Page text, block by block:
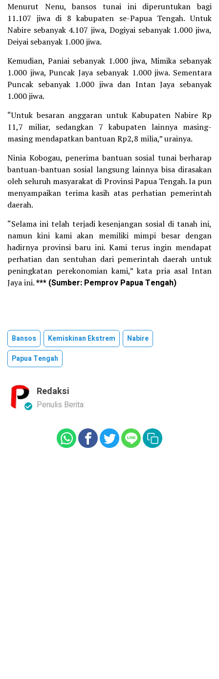
Menurut Nenu, bansos tunai ini diperuntukan bagi
11.107 jiwa di 8 kabupaten se-Papua Tengah. Untuk
Nabire sebanyak 4.107 jiwa, Dogiyai sebanyak 1.000 jiwa,
Deiyai sebanyak 1.000 jiwa.
Kemudian, Paniai sebanyak 1.000 jiwa, Mimika sebanyak
1.000 jiwa, Puncak Jaya sebanyak 1.000 jiwa. Sementara
Puncak sebanyak 1.000 jiwa dan Intan Jaya sebanyak
1.000 jiwa.
“Untuk besaran anggaran untuk Kabupaten Nabire Rp
11,7 miliar, sedangkan 7 kabupaten lainnya masing-
masing mendapatkan bantuan Rp2,8 milia,” urainya.
Ninia Kobogau, penerima bantuan sosial tunai berharap
bantuan-bantuan sosial langsung lainnya bisa dirasakan
oleh seluruh masyarakat di Provinsi Papua Tengah. Ia pun
menyampaikan terima kasih atas perhatian pemerintah
daerah.
“Selama ini telah terjadi kesenjangan sosial di tanah ini,
namun kini kami akan memiliki mimpi besar dengan
hadirnya provinsi baru ini. Kami terus ingin mendapat
perhatian dan sentuhan dari pemerintah daerah untuk
peningkatan perekonomian kami,” kata pria asal Intan
Jaya ini.*** (Sumber: Pemprov Papua Tengah)
Bansos Kemiskinan Ekstrem
Nabire
Papua Tengah
Redaksi
Penulis Berita